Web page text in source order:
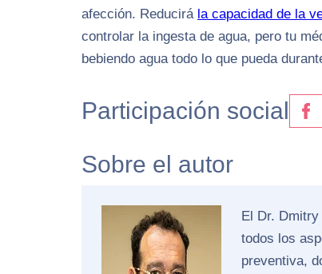
afección. Reducirá la capacidad de la
controlar la ingesta de agua, pero tu
bebiendo agua todo lo que pueda
Participación social
Sobre el autor
El Dr.
todos los
preventiva,